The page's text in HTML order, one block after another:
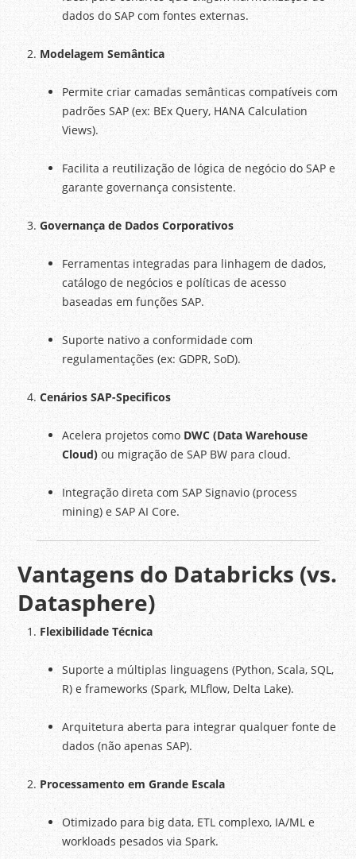
dados do SAP com fontes externas.
Modelagem Semântica
Permite criar camadas semânticas compatíveis com
padrões SAP (ex: BEx Query, HANA Calculation
Views).
Facilita a reutilização de lógica de negócio do SAP e
garante governança consistente.
Governança de Dados Corporativos
Ferramentas integradas para linhagem de dados,
catálogo de negócios e políticas de acesso
baseadas em funções SAP.
Suporte nativo a conformidade com
regulamentações (ex: GDPR, SoD).
Cenários SAP-Specificos
Acelera projetos como DWC (Data Warehouse
Cloud)ou migração de SAP BW para cloud.
Integração direta com SAP Signavio (process
mining) e SAP AI Core.
Vantagens do Databricks (vs.
Datasphere)
Flexibilidade Técnica
Suporte a múltiplas linguagens (Python, Scala, SQL,
R) e frameworks (Spark, MLflow, Delta Lake).
Arquitetura aberta para integrar qualquer fonte de
dados (não apenas SAP).
Processamento em Grande Escala
Otimizado para big data, ETL complexo, IA/ML e
workloads pesados via Spark.